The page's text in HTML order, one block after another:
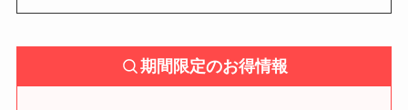
期間限定のお得情報